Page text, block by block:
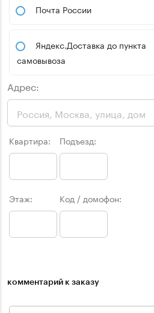
Почта России
Яндекс.Доставка до пункта
самовывоза
Адрес:
Квартира: Подъезд:
Этаж: Код / домофон:
комментарий к заказу